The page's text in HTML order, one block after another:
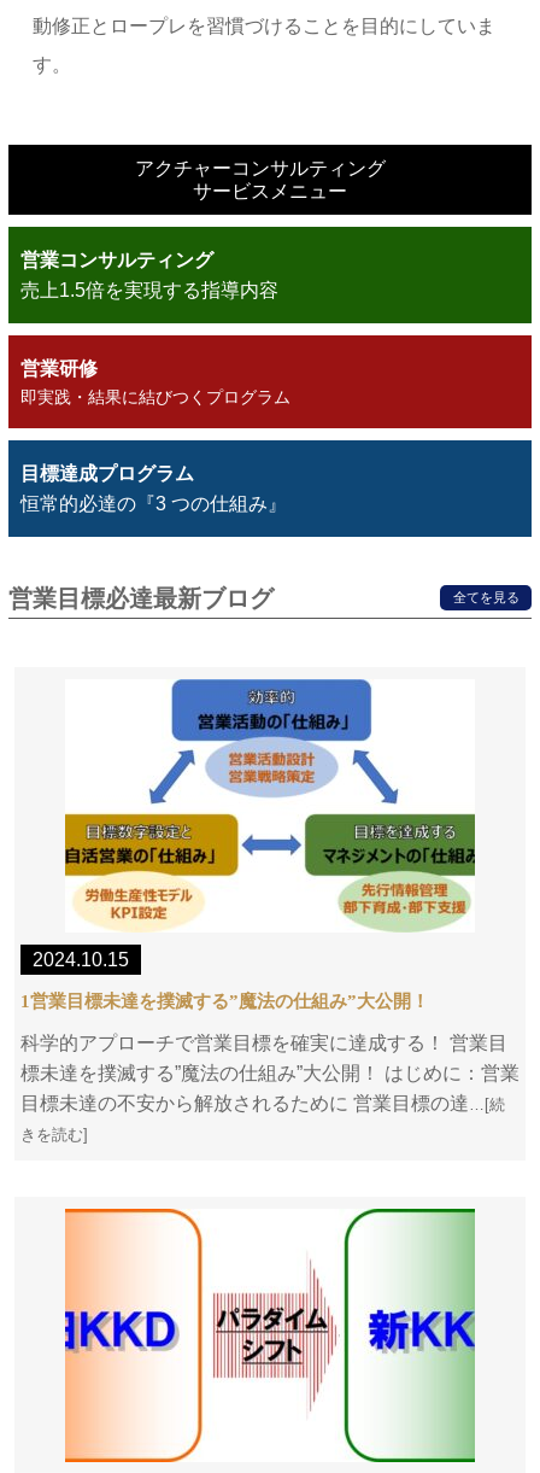
動修正とロープレを習慣づけることを目的にしていま
す。
アクチャーコンサルティング
サービスメニュー
営業コンサルティング
売上1.5倍を実現する指導内容
営業研修
即実践・結果に結びつくプログラム
目標達成プログラム
恒常的必達の『3 つの仕組み』
営業目標必達最新ブログ 全てを見る
2024.10.15
1営業目標未達を撲滅する”魔法の仕組み”大公開！
科学的アプローチで営業目標を確実に達成する！ 営業目
標未達を撲滅する”魔法の仕組み”大公開！ はじめに：営業
目標未達の不安から解放されるために 営業目標の達 …[続
きを読む]